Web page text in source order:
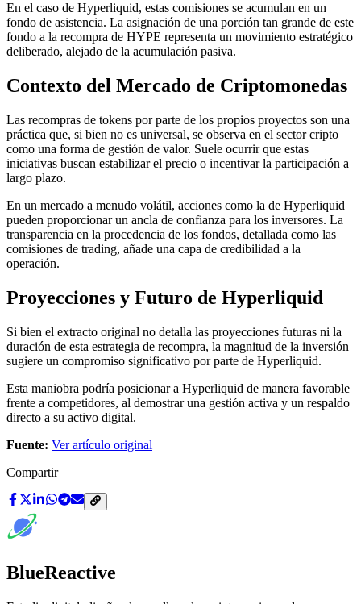
En el caso de Hyperliquid, estas comisiones se acumulan en un
fondo de asistencia. La asignación de una porción tan grande de este
fondo a la recompra de HYPE representa un movimiento estratégico
deliberado, alejado de la acumulación pasiva.
Contexto del Mercado de Criptomonedas
Las recompras de tokens por parte de los propios proyectos son una
práctica que, si bien no es universal, se observa en el sector cripto
como una forma de gestión de valor. Suele ocurrir que estas
iniciativas buscan estabilizar el precio o incentivar la participación a
largo plazo.
En un mercado a menudo volátil, acciones como la de Hyperliquid
pueden proporcionar un ancla de confianza para los inversores. La
transparencia en la procedencia de los fondos, detallada como las
comisiones de trading, añade una capa de credibilidad a la
operación.
Proyecciones y Futuro de Hyperliquid
Si bien el extracto original no detalla las proyecciones futuras ni la
duración de esta estrategia de recompra, la magnitud de la inversión
sugiere un compromiso significativo por parte de Hyperliquid.
Esta maniobra podría posicionar a Hyperliquid de manera favorable
frente a competidores, al demostrar una gestión activa y un respaldo
directo a su activo digital.
Fuente: Ver artículo original
Compartir
BlueReactive